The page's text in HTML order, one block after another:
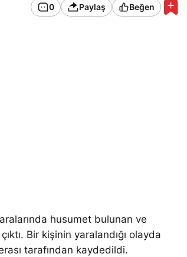
0 Paylaş Beğen
husumet bulunan ve
Bir kişinin yaralandığı olayda
tarafından kaydedildi.